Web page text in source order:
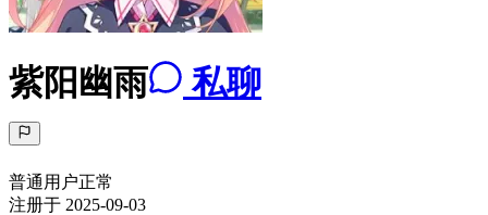
紫阳幽雨 私聊
普通用户正常
注册于 2025-09-03